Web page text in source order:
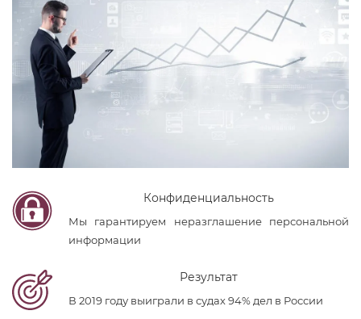
Конфиденциальность
Мы гарантируем неразглашение персональной
информации
Результат
В 2019 году выиграли в судах 94% дел в России